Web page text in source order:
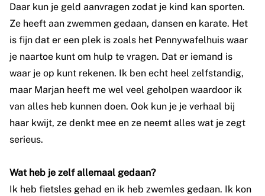
Daar kun je geld aanvragen zodat je kind kan sporten.
Ze heeft aan zwemmen gedaan, dansen en karate. Het
is fijn dat er een plek is zoals het Pennywafelhuis waar
je naartoe kunt om hulp te vragen. Dat er iemand is
waar je op kunt rekenen. Ik ben echt heel zelfstandig,
maar Marjan heeft me wel veel geholpen waardoor ik
van alles heb kunnen doen. Ook kun je je verhaal bij
haar kwijt, ze denkt mee en ze neemt alles wat je zegt
serieus.
Wat heb je zelf allemaal gedaan?
Ik heb fietsles gehad en ik heb zwemles gedaan. Ik kon